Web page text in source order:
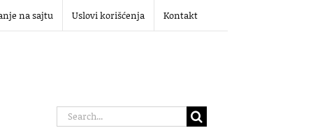
na sajtu Uslovi korišćenja Kontakt
Search